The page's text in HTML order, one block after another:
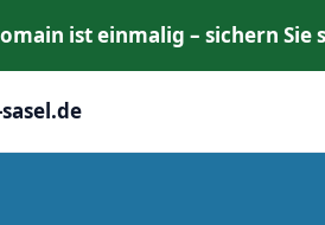
ist einmalig – sichern